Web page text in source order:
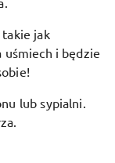
jak
uśmiech i będzie
lub sypialni.